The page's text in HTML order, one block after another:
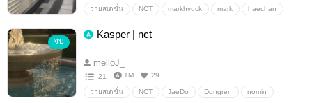
วายสเตชั่น NCT markhyuck mark haechan
จบ
Kasper | nct
melloJ_
21 1M 29
วายสเตชั่น NCT JaeDo Dongren nomin